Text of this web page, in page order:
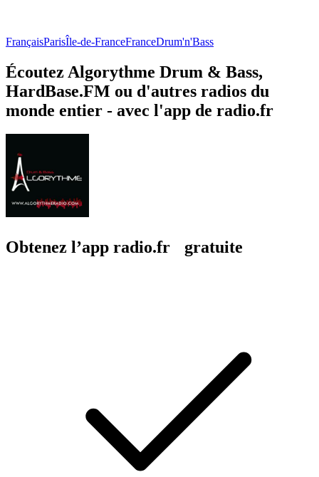
FrançaisParisÎle-de-FranceFranceDrum'n'Bass
Écoutez Algorythme Drum & Bass,
HardBase.FM ou d'autres radios du
monde entier - avec l'app de radio.fr
Obtenez l’app radio.fr gratuite